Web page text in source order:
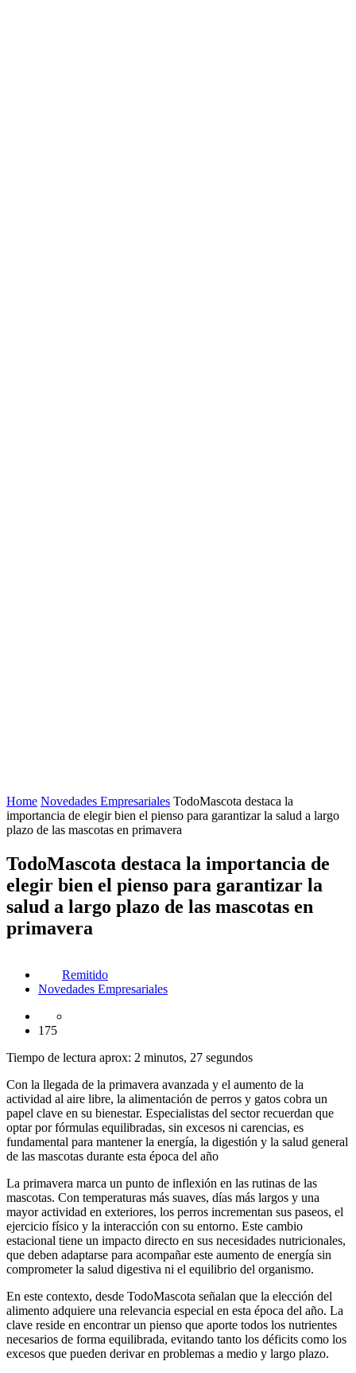
Home Novedades Empresariales TodoMascota destaca la
importancia de elegir bien el pienso para garantizar la salud a largo
plazo de las mascotas en primavera
TodoMascota destaca la importancia de
elegir bien el pienso para garantizar la
salud a largo plazo de las mascotas en
primavera
Remitido
Novedades Empresariales
175
Tiempo de lectura aprox: 2 minutos, 27 segundos
Con la llegada de la primavera avanzada y el aumento de la
actividad al aire libre, la alimentación de perros y gatos cobra un
papel clave en su bienestar. Especialistas del sector recuerdan que
optar por fórmulas equilibradas, sin excesos ni carencias, es
fundamental para mantener la energía, la digestión y la salud general
de las mascotas durante esta época del año
La primavera marca un punto de inflexión en las rutinas de las
mascotas. Con temperaturas más suaves, días más largos y una
mayor actividad en exteriores, los perros incrementan sus paseos, el
ejercicio físico y la interacción con su entorno. Este cambio
estacional tiene un impacto directo en sus necesidades nutricionales,
que deben adaptarse para acompañar este aumento de energía sin
comprometer la salud digestiva ni el equilibrio del organismo.
En este contexto, desde TodoMascota señalan que la elección del
alimento adquiere una relevancia especial en esta época del año. La
clave reside en encontrar un pienso que aporte todos los nutrientes
necesarios de forma equilibrada, evitando tanto los déficits como los
excesos que pueden derivar en problemas a medio y largo plazo.